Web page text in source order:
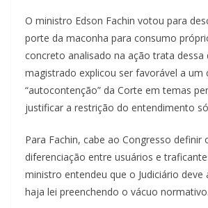
O ministro Edson Fachin votou para
porte da maconha para consumo
concreto analisado na ação trata dessa
magistrado explicou ser favorável a um
“autocontenção” da Corte em temas
justificar a restrição do entendimento
Para Fachin, cabe ao Congresso definir
diferenciação entre usuários e
ministro entendeu que o Judiciário deve
haja lei preenchendo o vácuo normativo.